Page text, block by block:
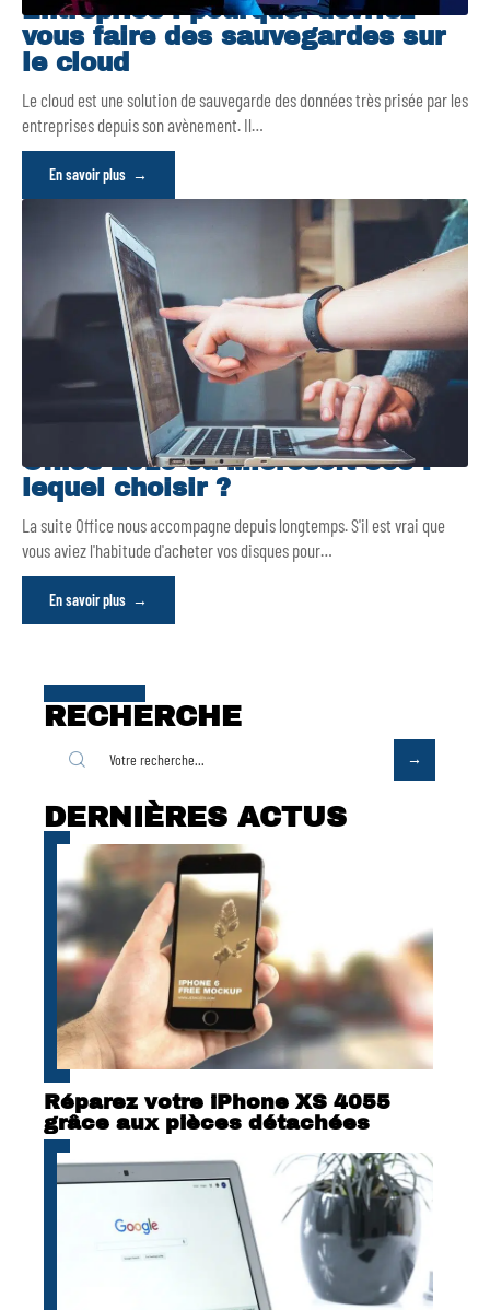
Entreprise : pourquoi devriez-
vous faire des sauvegardes sur
le cloud
Le cloud est une solution de sauvegarde des données très prisée par les
entreprises depuis son avènement. Il…
En savoir plus
Office 2019 ou Microsoft 365 :
lequel choisir ?
La suite Office nous accompagne depuis longtemps. S'il est vrai que
vous aviez l'habitude d'acheter vos disques pour…
En savoir plus
RECHERCHE
DERNIÈRES ACTUS
Réparez votre iPhone XS 4055
grâce aux pièces détachées